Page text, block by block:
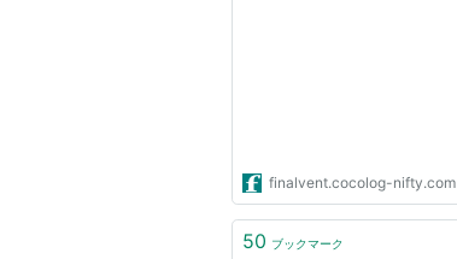
finalvent.cocolog-nifty.com
50 ブックマーク